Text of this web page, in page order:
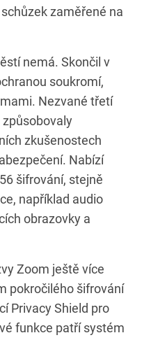
zaměřené na
nemá. Skončil v
soukromí,
Nezvané třetí
zkušenostech
Nabízí
šifrování, stejně
například audio
obrazovky a
Zoom ještě více
pokročilého šifrování
Privacy Shield pro
funkce patří systém